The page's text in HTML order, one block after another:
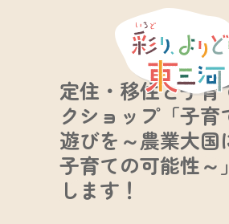
定住・移住と子育
クショップ「子育
遊びを～農業大国
子育ての可能性～
します！